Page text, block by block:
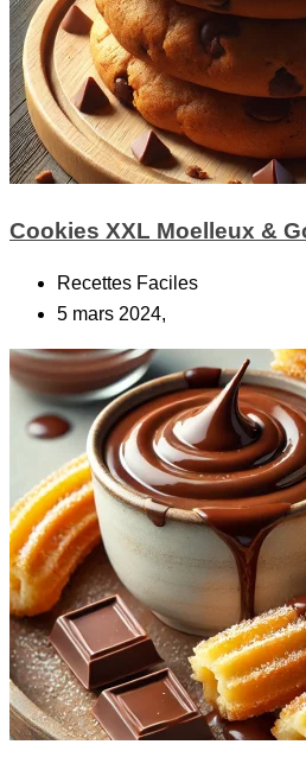
Cookies XXL Moelleux &
Recettes Faciles
5 mars 2024,